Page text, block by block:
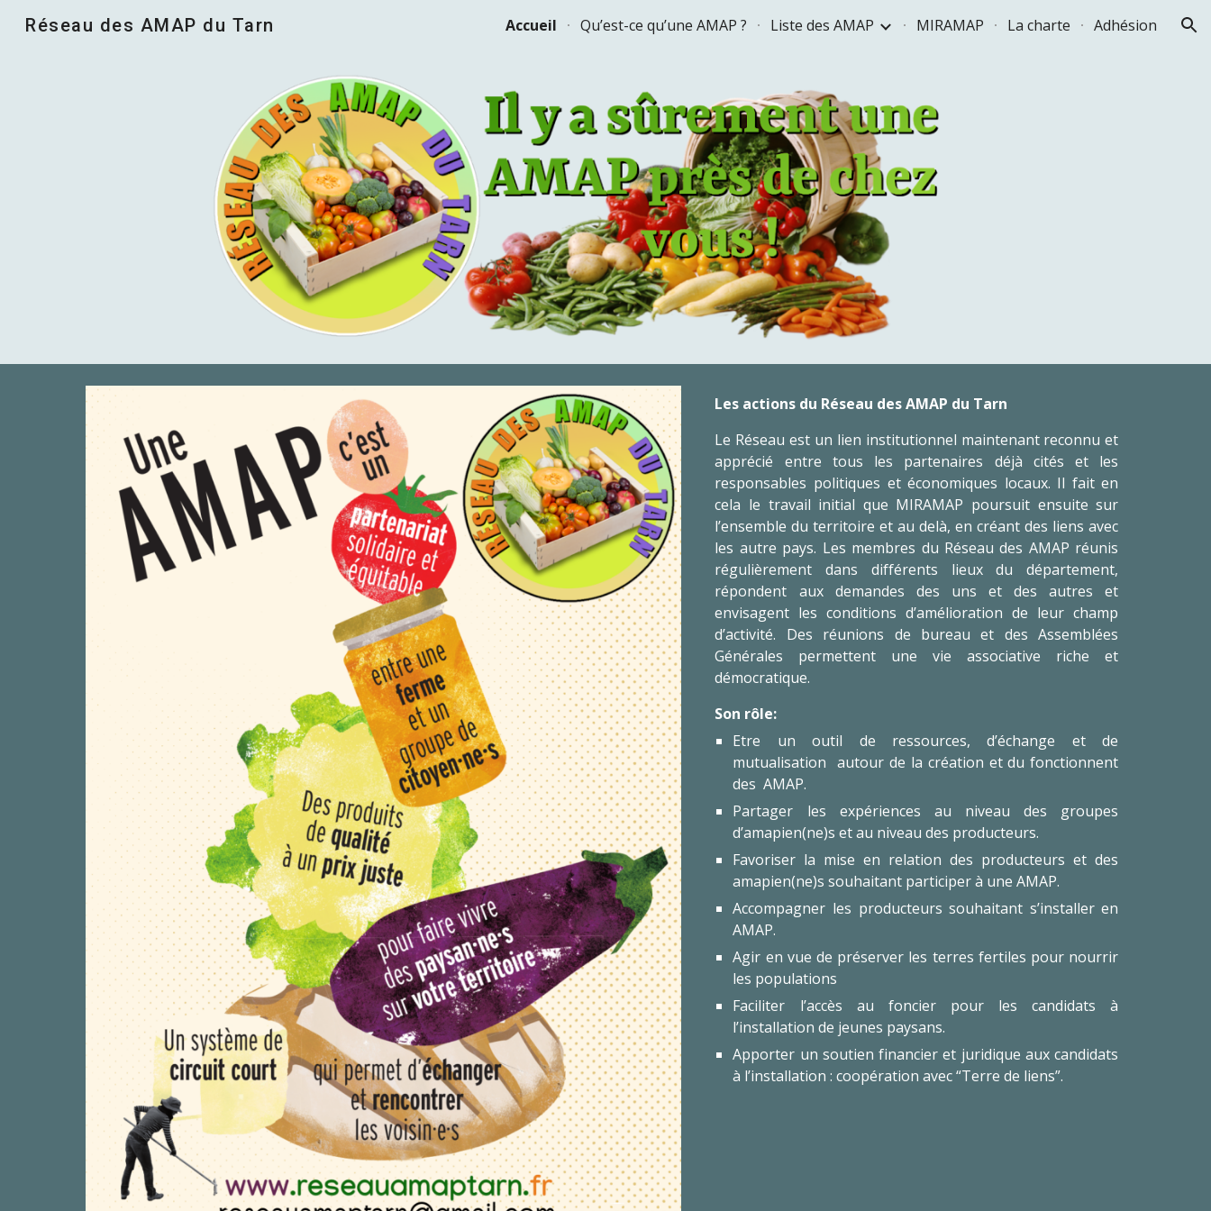
Skip to main content Skip to navigation
Réseau des AMAP du Tarn Accueil Qu’est-ce qu’une AMAP ? Liste des AMAP MIRAMAP La charte Adhésion
Les actions du Réseau des AMAP du Tarn
Le Réseau est un lien institutionnel maintenant reconnu et
apprécié entre tous les partenaires déjà cités et les
responsables politiques et économiques locaux. Il fait en
cela le travail initial que MIRAMAP poursuit ensuite sur
l’ensemble du territoire et au delà, en créant des liens avec
les autre pays. Les membres du Réseau des AMAP réunis
régulièrement dans différents lieux du département,
répondent aux demandes des uns et des autres et
envisagent les conditions d’amélioration de leur champ
d’activité. Des réunions de bureau et des Assemblées
Générales permettent une vie associative riche et
démocratique.
Son rôle:
Etre un outil de ressources, d’échange et de
mutualisation autour de la création et du fonctionnent
des AMAP.
Partager les expériences au niveau des groupes
d’amapien(ne)s et au niveau des producteurs.
Favoriser la mise en relation des producteurs et des
amapien(ne)s souhaitant participer à une AMAP.
Accompagner les producteurs souhaitant s’installer en
AMAP.
Agir en vue de préserver les terres fertiles pour nourrir
les populations
Faciliter l’accès au foncier pour les candidats à
l’installation de jeunes paysans.
Apporter un soutien financier et juridique aux candidats
à l’installation : coopération avec “Terre de liens”.